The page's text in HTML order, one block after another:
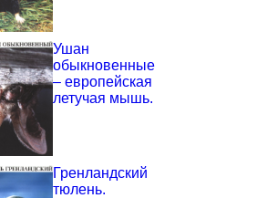
Ушан
обыкновенные
– европейская
летучая мышь.
Гренландский
тюлень.